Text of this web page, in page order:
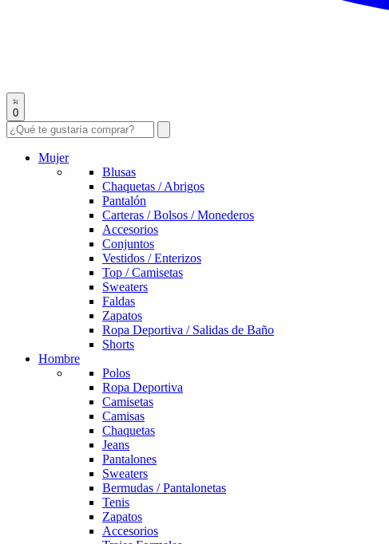
0
Mujer
Blusas
Chaquetas / Abrigos
Pantalón
Carteras / Bolsos / Monederos
Accesorios
Conjuntos
Vestidos / Enterizos
Top / Camisetas
Sweaters
Faldas
Zapatos
Ropa Deportiva / Salidas de Baño
Shorts
Hombre
Polos
Ropa Deportiva
Camisetas
Camisas
Chaquetas
Jeans
Pantalones
Sweaters
Bermudas / Pantalonetas
Tenis
Zapatos
Accesorios